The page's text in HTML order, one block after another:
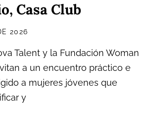
Casa Club
2026
Talent y la Fundación Woman
a un encuentro práctico e
a mujeres jóvenes que
y